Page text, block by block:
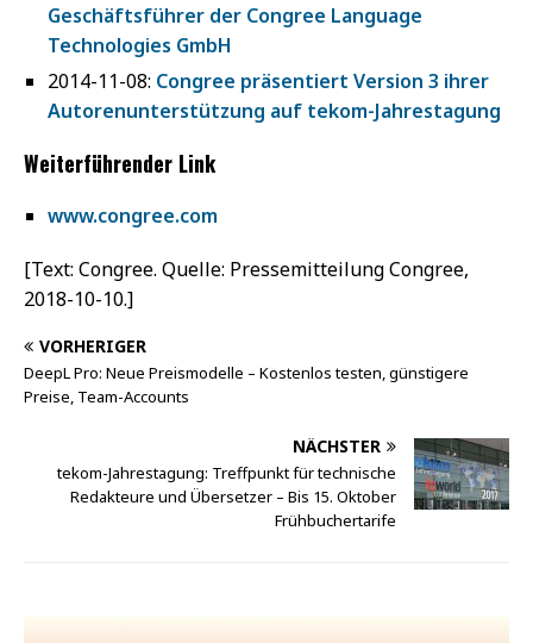
Geschäftsführer der Congree Language
Technologies GmbH
2014-11-08: Congree präsentiert Version 3 ihrer
Autorenunterstützung auf tekom-Jahrestagung
Weiterführender Link
www.congree.com
[Text: Congree. Quelle: Pressemitteilung Congree,
2018-10-10.]
VORHERIGER
DeepL Pro: Neue Preismodelle – Kostenlos testen, günstigere
Preise, Team-Accounts
NÄCHSTER
tekom-Jahrestagung: Treffpunkt für technische
Redakteure und Übersetzer – Bis 15. Oktober
Frühbuchertarife